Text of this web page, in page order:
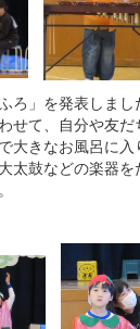
ろ」を発表しま
せて、自分や友
大きなお風呂に入
太鼓などの楽器